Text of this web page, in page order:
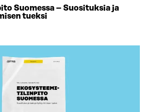
Suomessa – Suosituksia ja
tueksi